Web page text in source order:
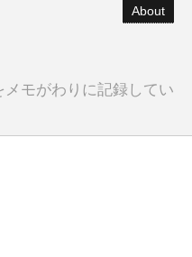
About
モがわりに記録してい